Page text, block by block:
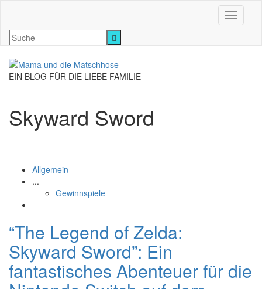
EIN BLOG FÜR DIE LIEBE FAMILIE
Skyward Sword
Allgemein
...
Gewinnspiele
“The Legend of Zelda:
Skyward Sword”: Ein
fantastisches Abenteuer für die